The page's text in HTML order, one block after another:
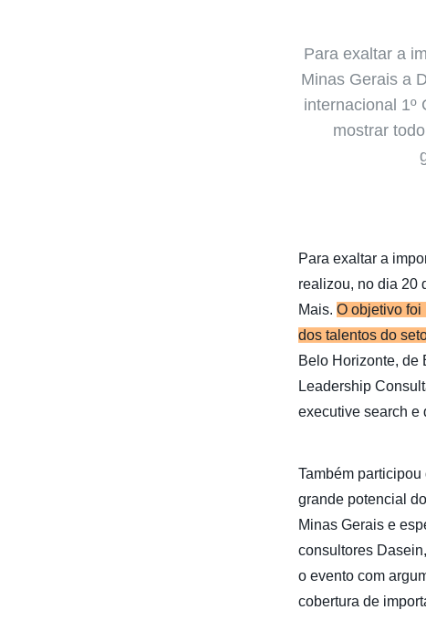
Para exaltar a
Minas Gerais a
internacional 1º
mostrar
Para exaltar a
realizou, no dia 20
Mais. O objetivo foi
dos talentos do
Belo Horizonte, de
Leadership
executive search e
Também
grande potencial
Minas Gerais e
consultores
o evento com
cobertura de